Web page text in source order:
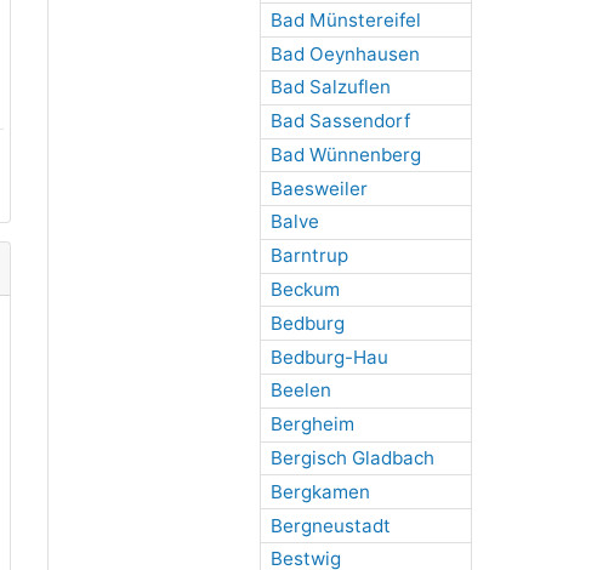
Bad Münstereifel
Bad Oeynhausen
Bad Salzuflen
Bad Sassendorf
Bad Wünnenberg
Baesweiler
Balve
Barntrup
Beckum
Bedburg
Bedburg-Hau
Beelen
Bergheim
Bergisch Gladbach
Bergkamen
Bergneustadt
Bestwig